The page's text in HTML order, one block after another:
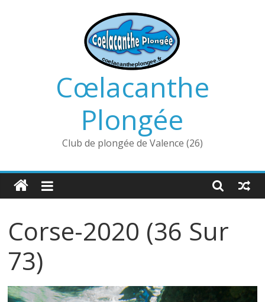
Cœlacanthe
Plongée
Club de plongée de Valence (26)
Corse-2020 (36 Sur
73)